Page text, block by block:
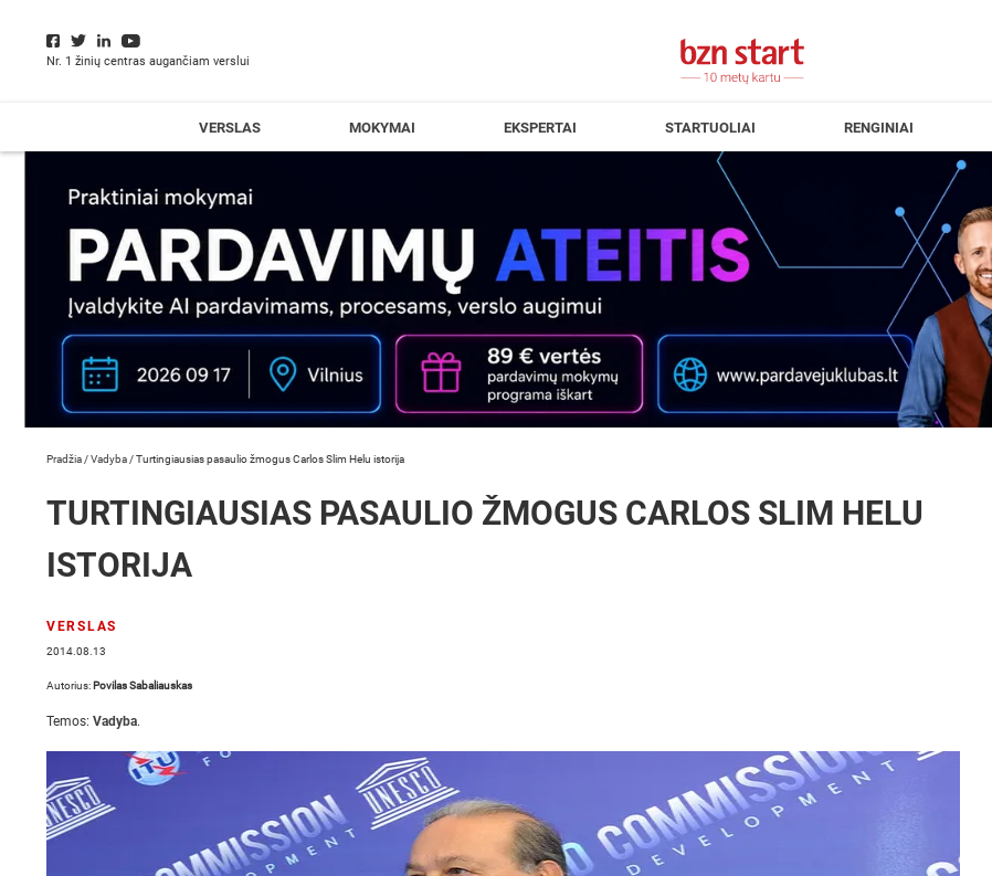
Nr. 1 žinių centras augančiam verslui
VERSLAS MOKYMAI EKSPERTAI STARTUOLIAI RENGINIAI
Pradžia /Vadyba /Turtingiausias pasaulio žmogus Carlos Slim Helu istorija
TURTINGIAUSIAS PASAULIO ŽMOGUS CARLOS SLIM HELU
ISTORIJA
VERSLAS
2014.08.13
Autorius: Povilas Sabaliauskas
Temos: Vadyba.